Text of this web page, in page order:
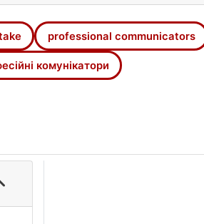
professional communicators
комунікатори